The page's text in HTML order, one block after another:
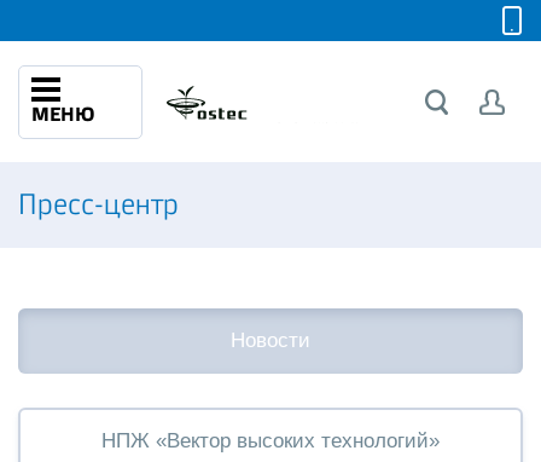
МЕНЮ
Пресс-центр
Новости
НПЖ «Вектор высоких технологий»